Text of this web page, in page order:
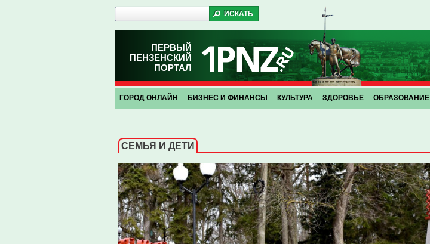
ПЕРВЫЙ
ПЕНЗЕНСКИЙ
ПОРТАЛ
ГОРОД ОНЛАЙН БИЗНЕС И ФИНАНСЫ КУЛЬТУРА ЗДОРОВЬЕ ОБРАЗОВАНИЕ
СЕМЬЯ И ДЕТИ